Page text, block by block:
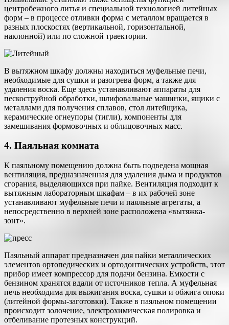
центробежного литья и специальной технологией литейных
форм – в процессе отливки форма с металлом вращается в
разных плоскостях (вертикальной, горизонтальной,
наклонной) или по сложной траектории.
В вытяжном шкафу должны находиться муфельные печи,
необходимые для сушки и разогрева форм, а также для
удаления воска. Еще здесь устанавливают аппараты для
пескоструйной обработки, шлифовальные машинки, ящики с
металлами для получения сплавов, стол литейщика,
керамические огнеупоры (тигли), компоненты для
замешивания формовочных и облицовочных масс.
4. Паяльная комната
К паяльному помещению должна быть подведена мощная
вентиляция, предназначенная для удаления дыма и продуктов
сгорания, выделяющихся при пайке. Вентиляция подходит к
вытяжным лабораторным шкафам – в их рабочей зоне
устанавливают муфельные печи и паяльные агрегаты, а
непосредственно в верхней зоне расположена «вытяжка-
зонт».
Паяльный аппарат предназначен для пайки металлических
элементов ортопедических и ортодонтических устройств, этот
прибор имеет компрессор для подачи бензина. Емкости с
бензином хранятся вдали от источников тепла. А муфельная
печь необходима для выжигания воска, сушки и обжига опоки
(литейной формы-заготовки). Также в паяльном помещении
происходит золочение, электрохимическая полировка и
отбеливание протезных конструкций.